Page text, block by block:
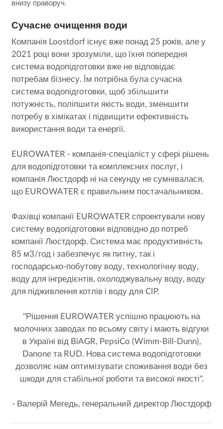
внизу праворуч.
Сучасне очищення води
Компанія Loostdorf існує вже понад 25 років, але у
2021 році вони зрозуміли, що їхня попередня
система водопідготовки вже не відповідає
потребам бізнесу. Їм потрібна була сучасна
система водопідготовки, щоб збільшити
потужність, поліпшити якість води, зменшити
потребу в хімікатах і підвищити ефективність
використання води та енергії.
EUROWATER - компанія-спеціаліст у сфері рішень
для водопідготовки та комплексних послуг, і
компанія Люстдорф ні на секунду не сумнівалася,
що EUROWATER є правильним постачальником.
Фахівці компанії EUROWATER спроектували нову
систему водопідготовки відповідно до потреб
компанії Люстдорф. Система має продуктивність
85 м3/год і забезпечує як питну, так і
господарсько-побутову воду, технологічну воду,
воду для інгредієнтів, охолоджувальну воду, воду
для підживлення котлів і воду для CIP.
"Рішення EUROWATER успішно працюють на
молочних заводах по всьому світу і мають відгуки
в Україні від BiAGR, PepsiCo (Wimm-Bill-Dunn),
Danone та RUD. Нова система водопідготовки
дозволяє нам оптимізувати споживання води без
шкоди для стабільної роботи та високої якості".
- Валерій Мегедь, генеральний директор Люстдорф